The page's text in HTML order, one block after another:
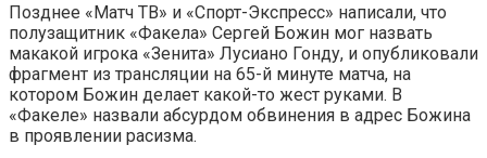
Позднее «Матч ТВ» и «Спорт-Экспресс» написали, что
полузащитник «Факела» Сергей Божин мог назвать
макакой игрока «Зенита» Лусиано Гонду, и опубликовали
фрагмент из трансляции на 65-й минуте матча, на
котором Божин делает какой-то жест руками. В
«Факеле» назвали абсурдом обвинения в адрес Божина
в проявлении расизма.